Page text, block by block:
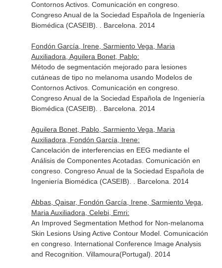
Contornos Activos. Comunicación en congreso.
Congreso Anual de la Sociedad Española de Ingeniería
Biomédica (CASEIB). . Barcelona. 2014
Fondón García, Irene, Sarmiento Vega, Maria
Auxiliadora, Aguilera Bonet, Pablo:
Método de segmentación mejorado para lesiones
cutáneas de tipo no melanoma usando Modelos de
Contornos Activos. Comunicación en congreso.
Congreso Anual de la Sociedad Española de Ingeniería
Biomédica (CASEIB). . Barcelona. 2014
Aguilera Bonet, Pablo, Sarmiento Vega, Maria
Auxiliadora, Fondón García, Irene:
Cancelación de interferencias en EEG mediante el
Análisis de Componentes Acotadas. Comunicación en
congreso. Congreso Anual de la Sociedad Española de
Ingeniería Biomédica (CASEIB). . Barcelona. 2014
Abbas, Qaisar, Fondón García, Irene, Sarmiento Vega,
Maria Auxiliadora, Celebi, Emri:
An Improved Segmentation Method for Non-melanoma
Skin Lesions Using Active Contour Model. Comunicación
en congreso. International Conference Image Analysis
and Recognition. Villamoura(Portugal). 2014